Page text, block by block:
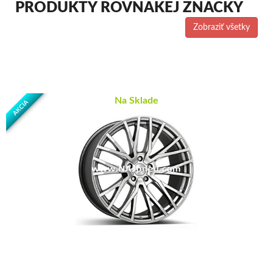
PRODUKTY ROVNAKEJ ZNAČKY
Zobraziť všetky
AKCIA Na Sklade